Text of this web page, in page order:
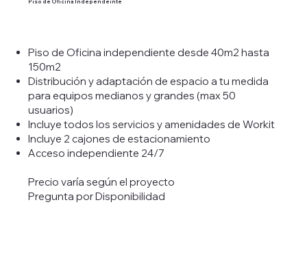
Piso de Oficina Independeinte
Piso de Oficina independiente desde 40m2 hasta
150m2
Distribución y adaptación de espacio a tu medida
para equipos medianos y grandes (max 50
usuarios)
Incluye todos los servicios y amenidades de Workit
Incluye 2 cajones de estacionamiento
Acceso independiente 24/7
Precio varía según el proyecto
Pregunta por Disponibilidad